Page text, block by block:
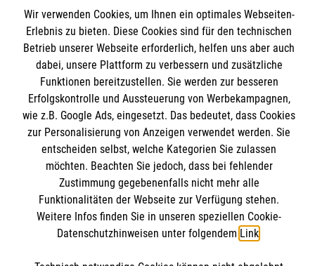
Angebote und Leistungen
Unsere Kurse
Mitarbeiten
Über uns
Informationen
Kontakt
Presse und Medien
Transparenz
Datenschutz
Malteser online
Malteserorden
Malteser International
Mediathek
Sharepoint
Bankverbindung
Empfänger: Malteser Hilfsdienst gGmbH
Soziale Netzwerke
Wir verwenden Cookies, um Ihnen ein optimales Webseiten-
Erlebnis zu bieten. Diese Cookies sind für den technischen
Betrieb unserer Webseite erforderlich, helfen uns aber auch
dabei, unsere Plattform zu verbessern und zusätzliche
Funktionen bereitzustellen. Sie werden zur besseren
Erfolgskontrolle und Aussteuerung von Werbekampagnen,
wie z.B. Google Ads, eingesetzt. Das bedeutet, dass Cookies
zur Personalisierung von Anzeigen verwendet werden. Sie
entscheiden selbst, welche Kategorien Sie zulassen
möchten. Beachten Sie jedoch, dass bei fehlender
Zustimmung gegebenenfalls nicht mehr alle
Funktionalitäten der Webseite zur Verfügung stehen.
Weitere Infos finden Sie in unseren speziellen Cookie-
Datenschutzhinweisen unter folgendem Link.